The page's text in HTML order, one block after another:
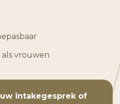
vrouwen
intakegesprek of